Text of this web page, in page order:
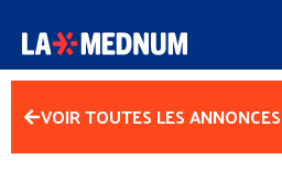
VOIR TOUTES LES ANNONCES